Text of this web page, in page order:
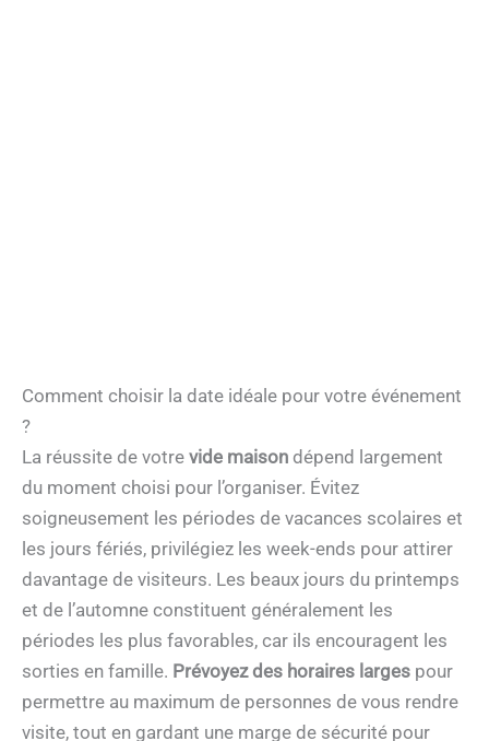
Comment choisir la date idéale pour votre événement
?
La réussite de votre vide maison dépend largement
du moment choisi pour l’organiser. Évitez
soigneusement les périodes de vacances scolaires et
les jours fériés, privilégiez les week-ends pour attirer
davantage de visiteurs. Les beaux jours du printemps
et de l’automne constituent généralement les
périodes les plus favorables, car ils encouragent les
sorties en famille. Prévoyez des horaires larges pour
permettre au maximum de personnes de vous rendre
visite, tout en gardant une marge de sécurité pour